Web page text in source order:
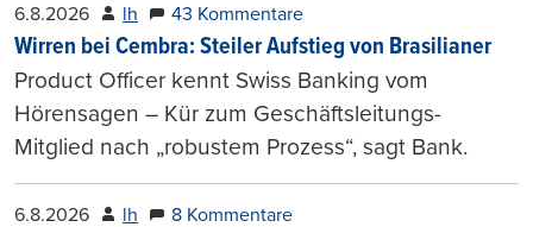
6.8.2026 lh 43 Kommentare
Wirren bei Cembra: Steiler Aufstieg von Brasilianer
Product Officer kennt Swiss Banking vom
Hörensagen – Kür zum Geschäftsleitungs-
Mitglied nach „robustem Prozess“, sagt Bank.
6.8.2026 lh 8 Kommentare